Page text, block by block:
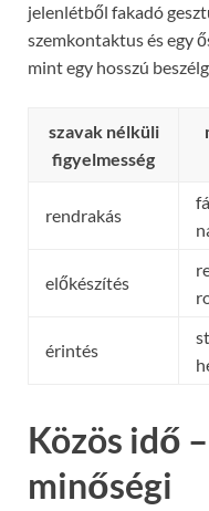
jelenlétből fakadó
szemkontaktus és egy
mint egy hosszú
szavak nélküli
figyelmesség
rendrakás
előkészítés
érintés
Közös idő
minőségi